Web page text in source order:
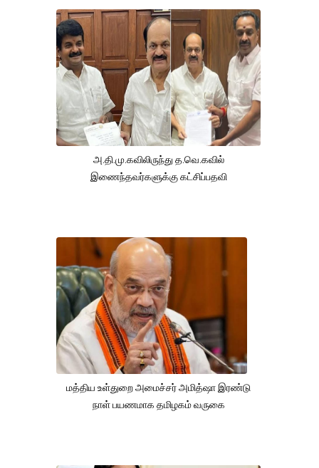
அ.தி.மு.கவிலிருந்து த.வெ.கவில்
இணைந்தவர்களுக்கு கட்சிப்பதவி
மத்திய உள்துறை அமைச்சர் அமித்ஷா இரண்டு
நாள் பயணமாக தமிழகம் வருகை